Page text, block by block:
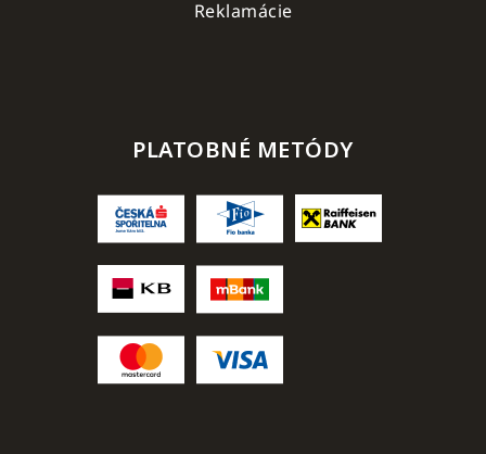
Reklamácie
PLATOBNÉ METÓDY